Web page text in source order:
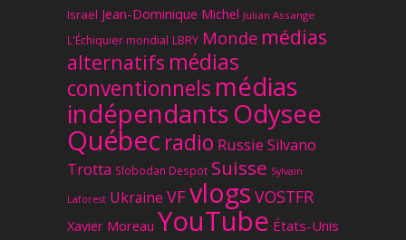
Israël Jean-Dominique Michel Julian Assange
L'Échiquier mondial LBRY Monde médias
alternatifs médias
conventionnels médias
indépendantsOdysee
Québec radio Russie Silvano
Trotta Slobodan Despot Suisse Sylvain
Laforest Ukraine VFvlogs VOSTFR
Xavier Moreau YouTube États-Unis